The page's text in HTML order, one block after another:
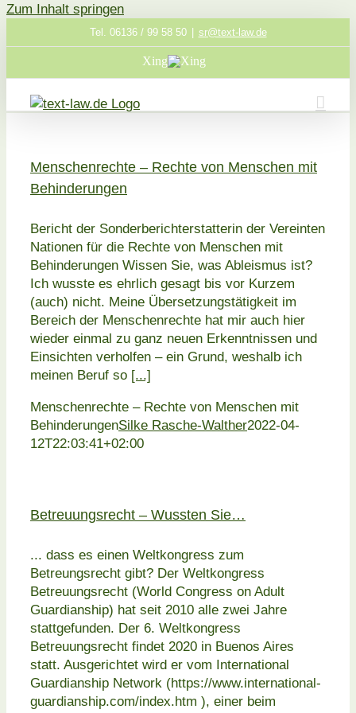
Zum Inhalt springen
Tel. 06136 / 99 58 50 sr@text-law.de
Xing
Menschenrechte – Rechte von Menschen mit
Behinderungen
Bericht der Sonderberichterstatterin der Vereinten
Nationen für die Rechte von Menschen mit
Behinderungen Wissen Sie, was Ableismus ist?
Ich wusste es ehrlich gesagt bis vor Kurzem
(auch) nicht. Meine Übersetzungstätigkeit im
Bereich der Menschenrechte hat mir auch hier
wieder einmal zu ganz neuen Erkenntnissen und
Einsichten verholfen – ein Grund, weshalb ich
meinen Beruf so [...]
Menschenrechte – Rechte von Menschen mit
BehinderungenSilke Rasche-Walther2022-04-
12T22:03:41+02:00
Betreuungsrecht – Wussten Sie…
... dass es einen Weltkongress zum
Betreungsrecht gibt? Der Weltkongress
Betreuungsrecht (World Congress on Adult
Guardianship) hat seit 2010 alle zwei Jahre
stattgefunden. Der 6. Weltkongress
Betreuungsrecht findet 2020 in Buenos Aires
statt. Ausgerichtet wird er vom International
Guardianship Network (https://www.international-
guardianship.com/index.htm ), einer beim